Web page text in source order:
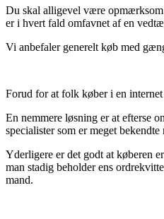
Du skal alligevel være opmærksom
er i hvert fald omfavnet af en
Vi anbefaler generelt køb med
Forud for at folk køber i en
En nemmere løsning er at efterse
specialister som er meget
Yderligere er det godt at køberen
man stadig beholder ens
mand.